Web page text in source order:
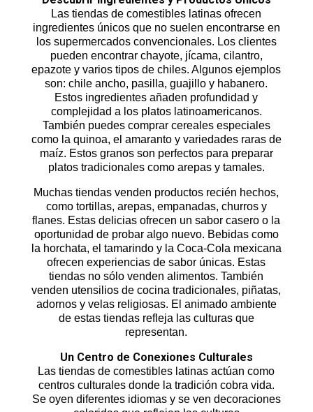
Lastiendas de comestibles latinasofrecen
ingredientes únicos que no suelen encontrarse en
los supermercados convencionales. Los clientes
pueden encontrar chayote, jícama, cilantro,
epazote y varios tipos de chiles. Algunos ejemplos
son: chile ancho, pasilla, guajillo y habanero.
Estos ingredientes añaden profundidad y
complejidad a los platos latinoamericanos.
También puedes comprar cereales especiales
como la quinoa, el amaranto y variedades raras de
maíz. Estos granos son perfectos para preparar
platos tradicionales como arepas y tamales.
Muchas tiendas venden productos recién hechos,
como tortillas, arepas, empanadas, churros y
flanes. Estas delicias ofrecen un sabor casero o la
oportunidad de probar algo nuevo. Bebidas como
la horchata, el tamarindo y la Coca-Cola mexicana
ofrecen experiencias de sabor únicas. Estas
tiendas no sólo venden alimentos. También
venden utensilios de cocina tradicionales, piñatas,
adornos y velas religiosas. El animado ambiente
de estas tiendas refleja las culturas que
representan.
Un Centro de Conexiones Culturales
Lastiendas de comestibles latinasactúan como
centros culturales donde la tradición cobra vida.
Se oyen diferentes idiomas y se ven decoraciones